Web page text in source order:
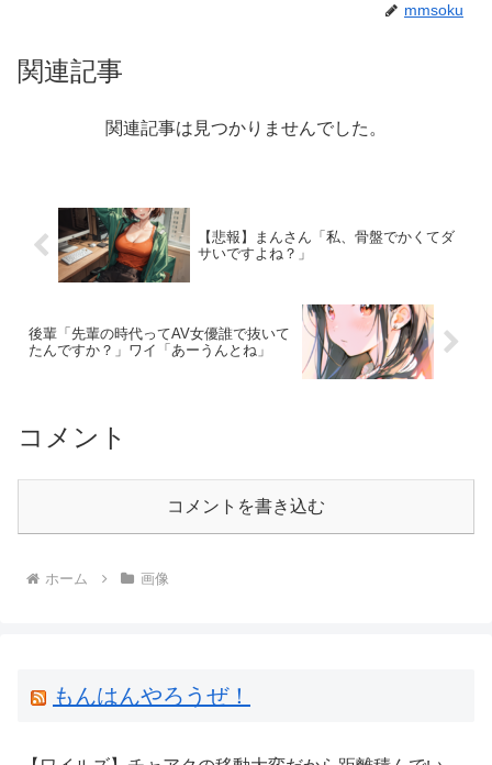
mmsoku
関連記事
関連記事は見つかりませんでした。
【悲報】まんさん「私、骨盤でかくてダ
サいですよね？」
後輩「先輩の時代ってAV女優誰で抜いて
たんですか？」ワイ「あーうんとね」
コメント
コメントを書き込む
ホーム 画像
もんはんやろうぜ！